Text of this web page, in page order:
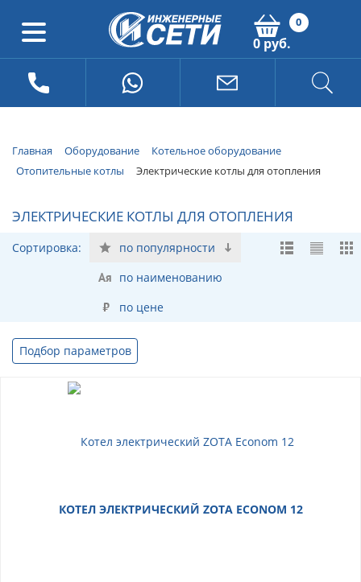
0
0 руб.
Главная Оборудование
Котельное оборудование
Отопительные котлы
Электрические котлы для отопления
ЭЛЕКТРИЧЕСКИЕ КОТЛЫ ДЛЯ ОТОПЛЕНИЯ
Сортировка:
по популярности
по наименованию
по цене
Подбор параметров
КОТЕЛ ЭЛЕКТРИЧЕСКИЙ ZOTA ECONOM 12